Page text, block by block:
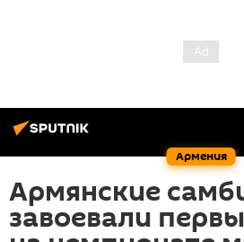
Армения
Армянские
завоевали